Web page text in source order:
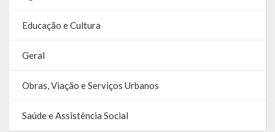
Educação e Cultura
Geral
Obras, Viação e Serviços Urbanos
Saúde e Assistência Social